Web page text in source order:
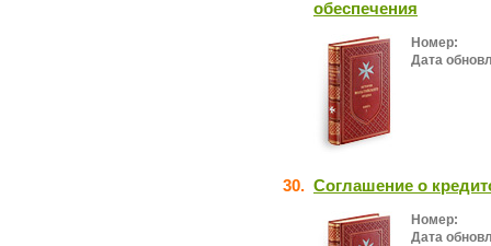
обеспечения
Номер:
Дата
30. Соглашение о
Номер:
Дата